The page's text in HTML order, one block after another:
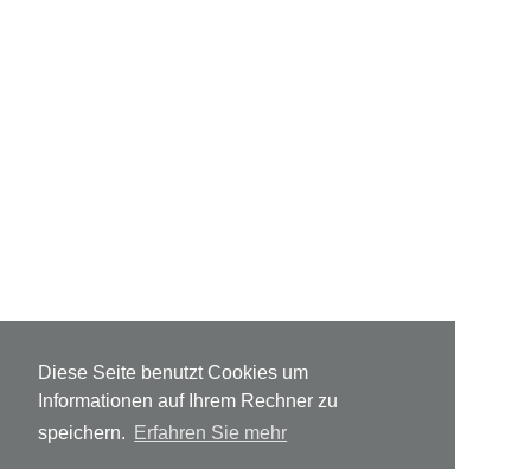
Diese Seite benutzt Cookies um
Informationen auf Ihrem Rechner zu
speichern.
Erfahren Sie mehr